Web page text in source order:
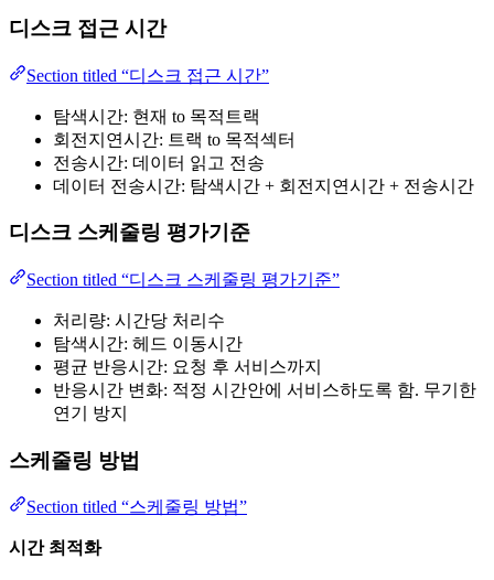
디스크 접근 시간
Section titled “디스크 접근 시간”
탐색시간: 현재 to 목적트랙
회전지연시간: 트랙 to 목적섹터
전송시간: 데이터 읽고 전송
데이터 전송시간: 탐색시간 + 회전지연시간 + 전송시간
디스크 스케줄링 평가기준
Section titled “디스크 스케줄링 평가기준”
처리량: 시간당 처리수
탐색시간: 헤드 이동시간
평균 반응시간: 요청 후 서비스까지
반응시간 변화: 적정 시간안에 서비스하도록 함. 무기한
연기 방지
스케줄링 방법
Section titled “스케줄링 방법”
시간 최적화